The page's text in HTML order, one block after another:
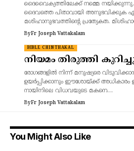
ദൈവൈക്യത്തിലേക്ക് നമ്മെ
ദൈവത്തെ പിതാവായി അനുഭവിക്കുക
മശിഹാനുഭവത്തിന്റെ പ്രത്യേകത.
ByFr Joseph Vattakalam
BIBLE CHINTHAKAL
നിയമം തിരുത്തി
രോഗങ്ങളിൽ നിന്ന് മനുഷ്യരെ വിടുവിക്കാൻ
ഉയർപ്പിക്കാനും ഈശോയ്ക്ക് അധികാരം
നായിനിലെ വിധവയുടെ മകനെ…
ByFr Joseph Vattakalam
You Might Also Like